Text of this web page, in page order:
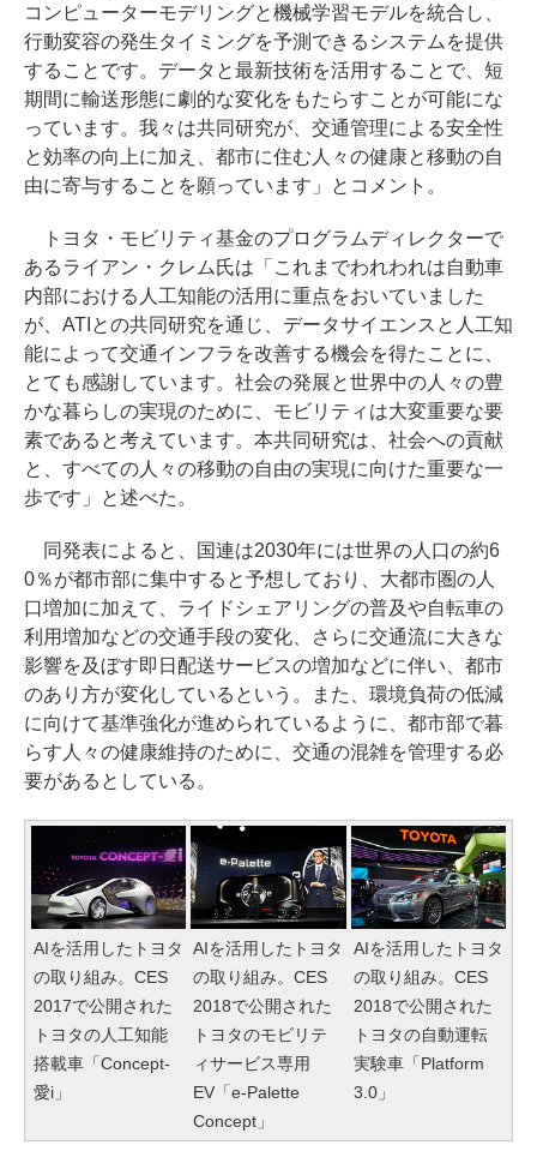
コンピューターモデリングと機械学習モデルを統合し、
行動変容の発生タイミングを予測できるシステムを提供
することです。データと最新技術を活用することで、短
期間に輸送形態に劇的な変化をもたらすことが可能にな
っています。我々は共同研究が、交通管理による安全性
と効率の向上に加え、都市に住む人々の健康と移動の自
由に寄与することを願っています」とコメント。
トヨタ・モビリティ基金のプログラムディレクターで
あるライアン・クレム氏は「これまでわれわれは自動車
内部における人工知能の活用に重点をおいていました
が、ATIとの共同研究を通じ、データサイエンスと人工知
能によって交通インフラを改善する機会を得たことに、
とても感謝しています。社会の発展と世界中の人々の豊
かな暮らしの実現のために、モビリティは大変重要な要
素であると考えています。本共同研究は、社会への貢献
と、すべての人々の移動の自由の実現に向けた重要な一
歩です」と述べた。
同発表によると、国連は2030年には世界の人口の約6
0％が都市部に集中すると予想しており、大都市圏の人
口増加に加えて、ライドシェアリングの普及や自転車の
利用増加などの交通手段の変化、さらに交通流に大きな
影響を及ぼす即日配送サービスの増加などに伴い、都市
のあり方が変化しているという。また、環境負荷の低減
に向けて基準強化が進められているように、都市部で暮
らす人々の健康維持のために、交通の混雑を管理する必
要があるとしている。
AIを活用したトヨタ
の取り組み。CES
2017で公開された
トヨタの人工知能
搭載車「Concept-
愛i」
AIを活用したトヨタ
の取り組み。CES
2018で公開された
トヨタのモビリテ
ィサービス専用
EV「e-Palette
Concept」
AIを活用したトヨタ
の取り組み。CES
2018で公開された
トヨタの自動運転
実験車「Platform
3.0」